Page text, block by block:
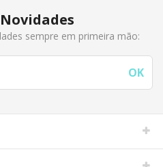
sempre em primeira mão: